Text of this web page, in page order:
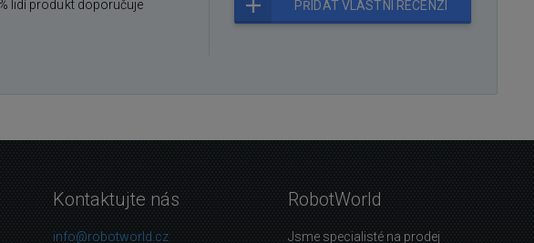
lidí produkt doporučuje PŘIDAT VLASTNÍ RECENZI
Kontaktujte nás
info@robotworld.cz
RobotWorld
Jsme specialisté na prodej